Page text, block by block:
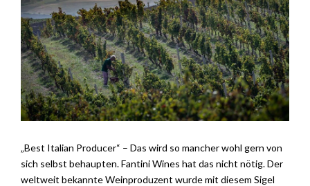
„Best Italian Producer“ – Das wird so mancher wohl gern von
sich selbst behaupten. Fantini Wines hat das nicht nötig. Der
weltweit bekannte Weinproduzent wurde mit diesem Sigel